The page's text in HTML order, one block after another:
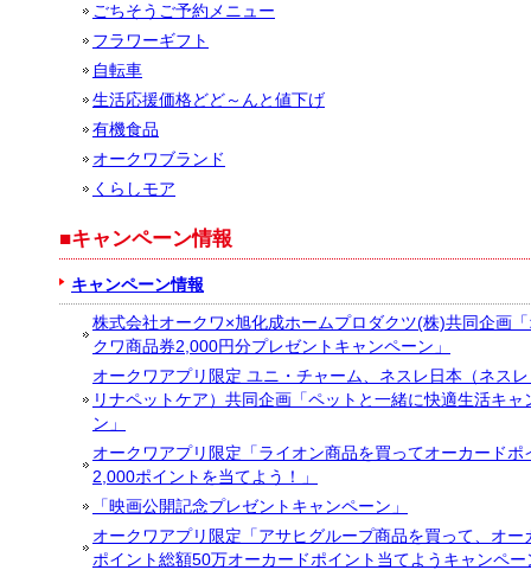
ごちそうご予約メニュー
フラワーギフト
自転車
生活応援価格どど～んと値下げ
有機食品
オークワブランド
くらしモア
■キャンペーン情報
キャンペーン情報
株式会社オークワ×旭化成ホームプロダクツ(株)共同企画
クワ商品券2,000円分プレゼントキャンペーン」
オークワアプリ限定 ユニ・チャーム、ネスレ日本（ネス
リナペットケア）共同企画「ペットと一緒に快適生活キャ
ン」
オークワアプリ限定「ライオン商品を買ってオーカードポ
2,000ポイントを当てよう！」
「映画公開記念プレゼントキャンペーン」
オークワアプリ限定「アサヒグループ商品を買って、オー
ポイント総額50万オーカードポイント当てようキャンペー